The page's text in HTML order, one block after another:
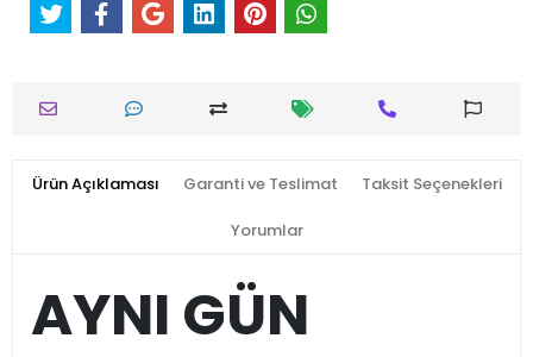
Ürün Açıklaması Garanti ve Teslimat Taksit Seçenekleri
Yorumlar
AYNI GÜN